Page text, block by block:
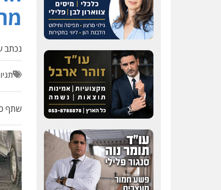
נכתב
שתף